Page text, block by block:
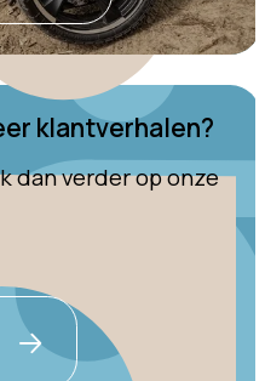
klantverhalen?
dan verder op onze